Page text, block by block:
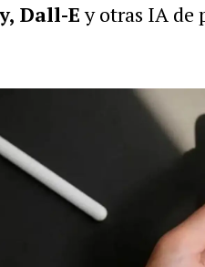
Dall-Ey otras IA de